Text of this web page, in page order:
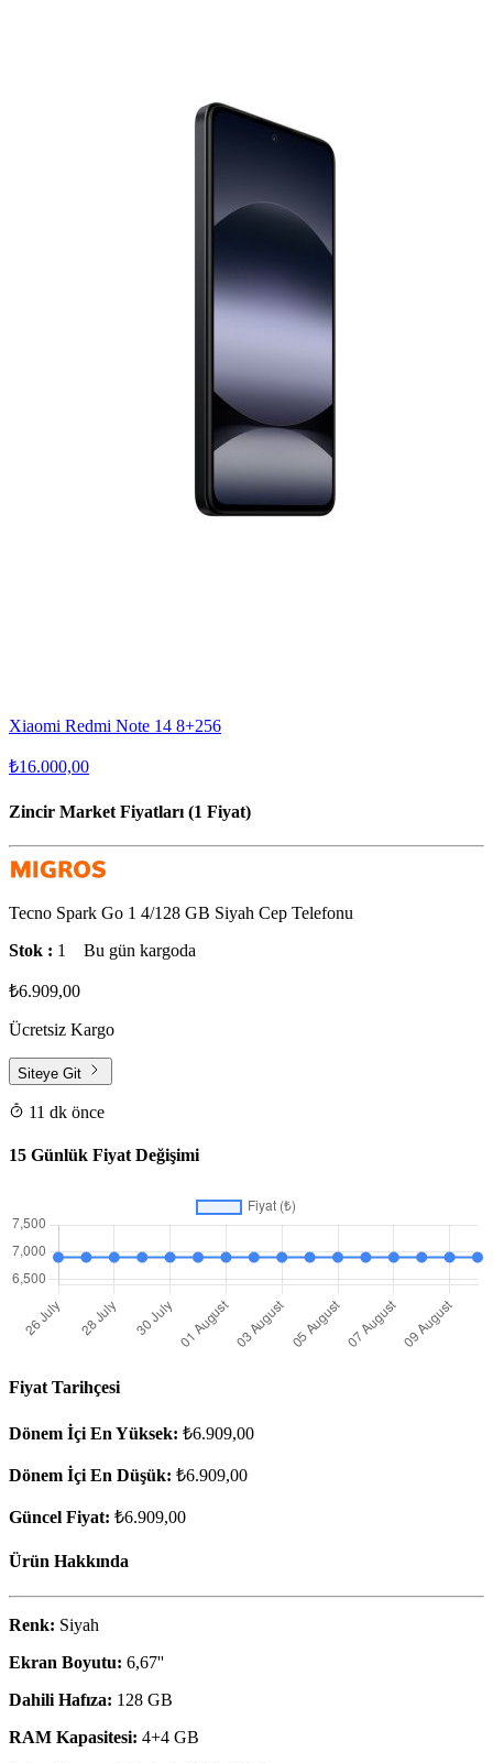
Xiaomi Redmi Note 14 8+256
₺16.000,00
Zincir Market Fiyatları (1 Fiyat)
Tecno Spark Go 1 4/128 GB Siyah Cep Telefonu
Stok : 1 Bu gün kargoda
₺6.909,00
Ücretsiz Kargo
Siteye Git
11 dk önce
15 Günlük Fiyat Değişimi
Fiyat Tarihçesi
Dönem İçi En Yüksek: ₺6.909,00
Dönem İçi En Düşük: ₺6.909,00
Güncel Fiyat: ₺6.909,00
Ürün Hakkında
Renk: Siyah
Ekran Boyutu: 6,67''
Dahili Hafıza: 128 GB
RAM Kapasitesi: 4+4 GB